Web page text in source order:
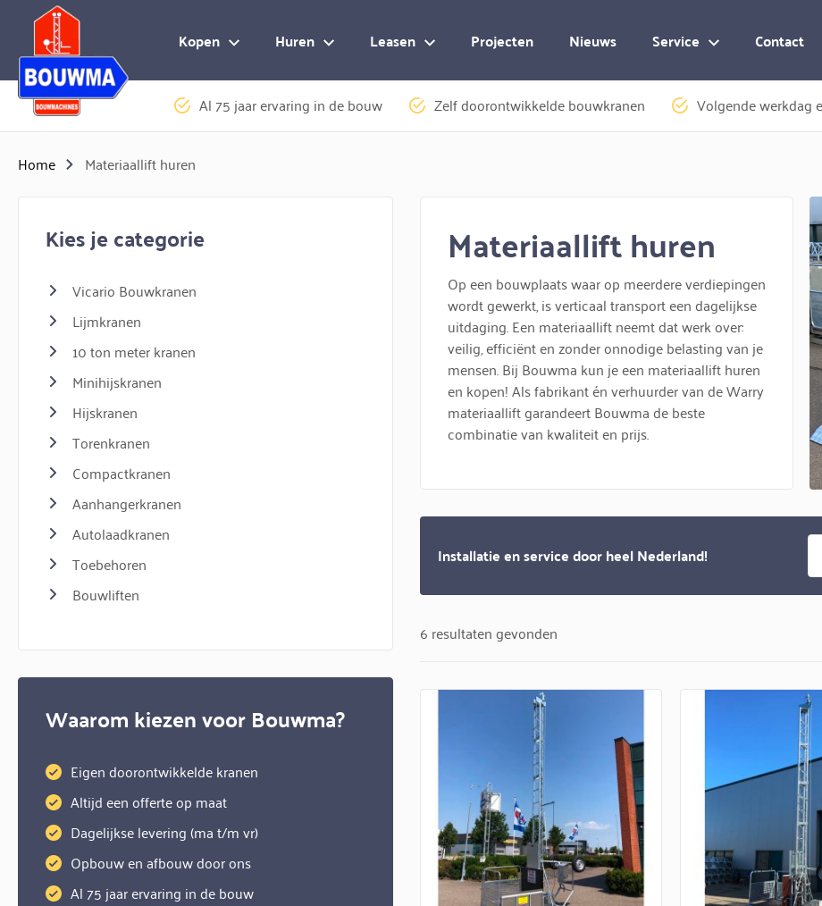
Kopen Huren Leasen Projecten Nieuws Service Contact
Al 75 jaar ervaring in de bouw Zelf doorontwikkelde bouwkranen Volgende werkdag
Home Materiaallift huren
Kies je categorie
Vicario Bouwkranen
Lijmkranen
10 ton meter kranen
Minihijskranen
Hijskranen
Torenkranen
Compactkranen
Aanhangerkranen
Autolaadkranen
Toebehoren
Bouwliften
Waarom kiezen voor Bouwma?
Eigen doorontwikkelde kranen
Altijd een offerte op maat
Dagelijkse levering (ma t/m vr)
Opbouw en afbouw door ons
Al 75 jaar ervaring in de bouw
Materiaallift huren
Op een bouwplaats waar op meerdere verdiepingen
wordt gewerkt, is verticaal transport een dagelijkse
uitdaging. Een materiaallift neemt dat werk over:
veilig, efficiënt en zonder onnodige belasting van je
mensen. Bij Bouwma kun je een materiaallift huren
en kopen! Als fabrikant én verhuurder van de Warry
materiaallift garandeert Bouwma de beste
combinatie van kwaliteit en prijs.
Installatie en service door heel Nederland!
6 resultaten gevonden